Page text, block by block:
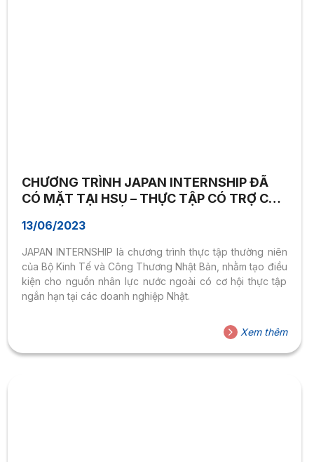
CHƯƠNG TRÌNH JAPAN INTERNSHIP ĐÃ
CÓ MẶT TẠI HSU – THỰC TẬP CÓ TRỢ CẤP
BẢN
13/06/2023
JAPAN INTERNSHIP là chương trình thực tập thường niên
của Bộ Kinh Tế và Công Thương Nhật Bản, nhằm tạo điều
kiện cho nguồn nhân lực nước ngoài có cơ hội thực tập
ngắn hạn tại các doanh nghiệp Nhật.
Xem thêm